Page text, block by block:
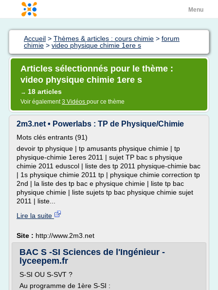
Menu
Accueil > Thèmes & articles : cours chimie > forum
chimie > video physique chimie 1ere s
Articles sélectionnés pour le thème :
video physique chimie 1ere s
→ 18 articles
Voir également3 Vidéos pour ce thème
2m3.net • Powerlabs : TP de Physique/Chimie
Mots clés entrants (91)
devoir tp physique | tp amusants physique chimie | tp
physique-chimie 1eres 2011 | sujet TP bac s physique
chimie 2011 eduscol | liste des tp 2011 physique-chimie bac
| 1s physique chimie 2011 tp | physique chimie correction tp
2nd | la liste des tp bac e physique chimie | liste tp bac
physique chimie | liste sujets tp bac physique chimie sujet
2011 | liste...
Lire la suite
Site : http://www.2m3.net
BAC S -SI Sciences de l'Ingénieur -
lyceepem.fr
S-SI OU S-SVT ?
Au programme de 1ère S-SI :